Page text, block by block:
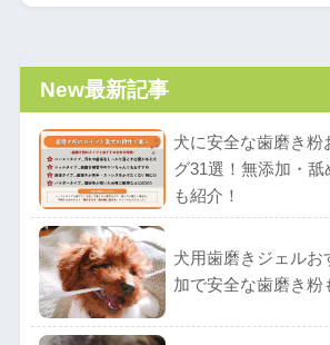
New最新記事
犬に安全な歯磨き粉
グ31選！無添加・
も紹介！
犬用歯磨きジェルお
加で安全な歯磨き粉